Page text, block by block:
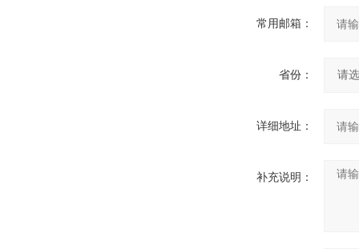
常用邮箱：
省份：
详细地址：
补充说明：